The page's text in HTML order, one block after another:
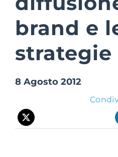
Suite Login
brand e
strategie
8 Agosto 2012